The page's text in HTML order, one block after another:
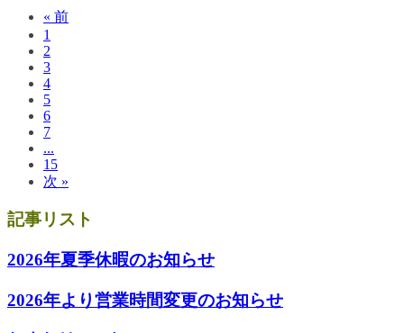
« 前
1
2
3
4
5
6
7
...
15
次 »
記事リスト
2026年夏季休暇のお知らせ
2026年より営業時間変更のお知らせ